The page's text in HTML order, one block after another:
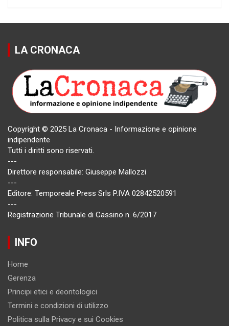
LA CRONACA
Copyright © 2025 La Cronaca - Informazione e opinione
indipendente
Tutti i diritti sono riservati.
---
Direttore responsabile: Giuseppe Mallozzi
---
Editore: Temporeale Press Srls P.IVA 02842520591
---
Registrazione Tribunale di Cassino n. 6/2017
INFO
Home
Gerenza
Principi etici e deontologici
Termini e condizioni di utilizzo
Politica sulla Privacy e sui Cookies